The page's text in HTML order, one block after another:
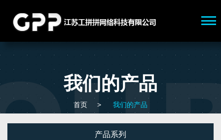
我们的产品
首页 > 我们的产品
产品系列